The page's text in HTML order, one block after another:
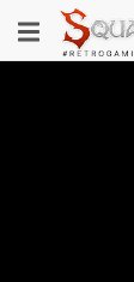
au
contenu
Toggle
navigation